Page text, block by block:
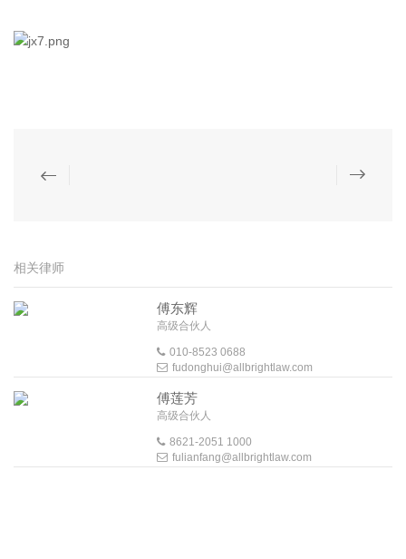
相关律师
傅东辉
高级合伙人
010-8523 0688
fudonghui@allbrightlaw.com
傅莲芳
高级合伙人
8621-2051 1000
fulianfang@allbrightlaw.com